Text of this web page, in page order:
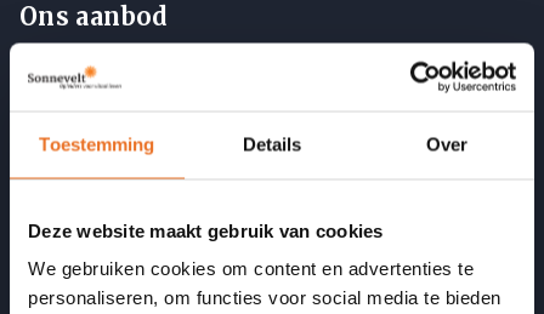
Toestemming Details Over
Deze website maakt gebruik van cookies
We gebruiken cookies om content en advertenties te
personaliseren, om functies voor social media te bieden
Ons aanbod
Opleidingen
Incompany
Informatie